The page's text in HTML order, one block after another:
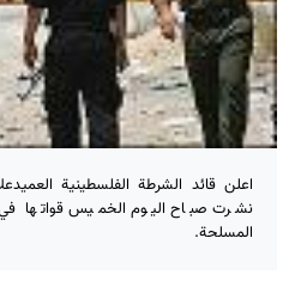
اعلن قائد الشرطة الفلسطينية
نشرت صباح اليوم الخميس قواتها في
المسلحة.